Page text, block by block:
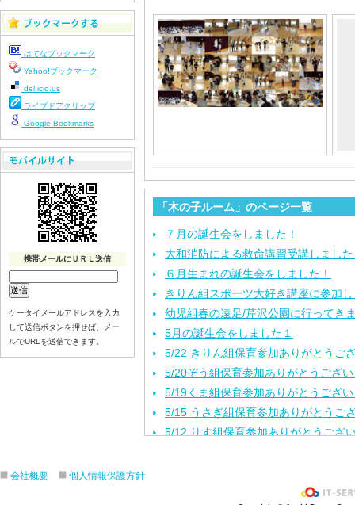
「木の子ルーム」のページ一覧
７月の誕生会をしました！
大和消防による救命講習受講しまし
６月生まれの誕生会をしました！
きりん組スポーツ大好き講座に参加
幼児組春の遠足/芹沢公園に行ってき
5月の誕生会をしました１
5/22 きりん組保育参加ありがとうご
5/20ぞう組保育参加ありがとうござ
5/19くま組保育参加ありがとうござ
5/15 うさぎ組保育参加ありがとうご
5/12 りす組保育参加ありがとうござ
入園進級おめでとうございます！
はてなブックマーク
Yahoo!ブックマーク
del.icio.us
ライブドアクリップ
Google Bookmarks
携帯メールにＵＲＬ送信
ケータイメールアドレスを入力
して送信ボタンを押せば、メー
ルでURLを送信できます。
会社概要 個人情報保護方針